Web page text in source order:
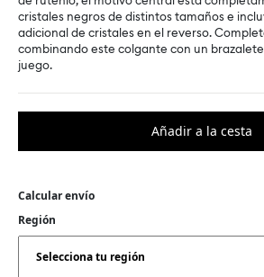
cristales negros de distintos tamaños e
adicional de cristales en el reverso.
combinando este colgante con un
juego.
Calcular envío
Región